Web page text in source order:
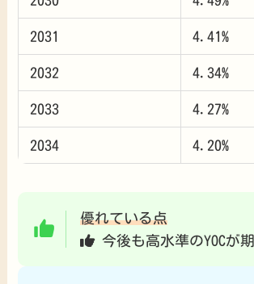
2031 4.41%
2032 4.34%
2033 4.27%
2034 4.20%
優れている点
今後も高水準のYOCが